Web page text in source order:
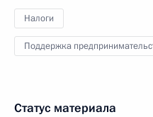
Налоги
Поддержка
Статус материала